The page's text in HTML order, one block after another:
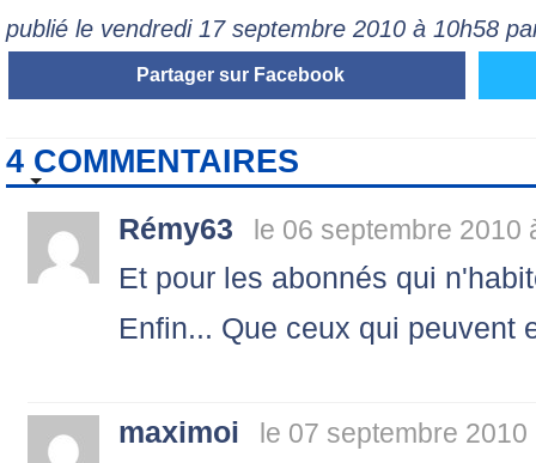
publié le vendredi 17 septembre 2010 à 10h58
Partager sur Facebook
4 COMMENTAIRES
Rémy63 le 06 septembre 2010
Et pour les abonnés qui
Enfin... Que ceux qui peuvent
maximoi le 07 septembre